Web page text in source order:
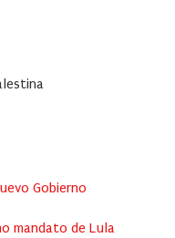
Gobierno
mandato de Lula